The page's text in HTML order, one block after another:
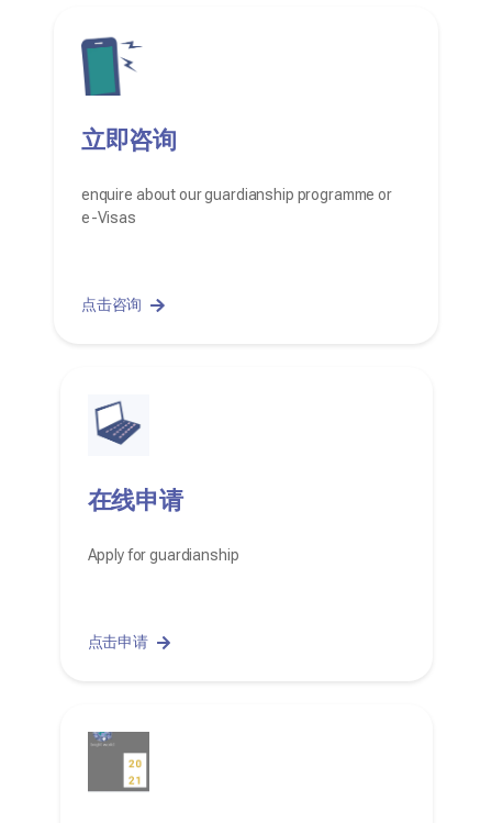
立即咨询
enquire about our guardianship programme or
e-Visas
点击咨询
在线申请
Apply for guardianship
点击申请